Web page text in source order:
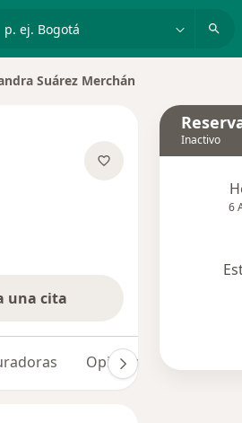
p. ej. Bogotá
Suárez Merchán
una cita
Opiniones (45)
Inactivo
6